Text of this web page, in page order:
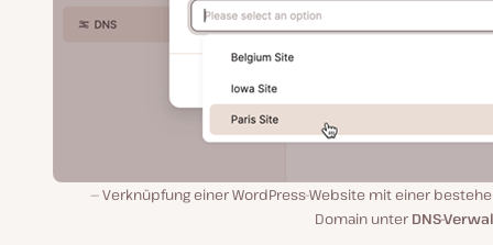
Verknüpfung einer WordPress-Website mit einer
Domain unter DNS-